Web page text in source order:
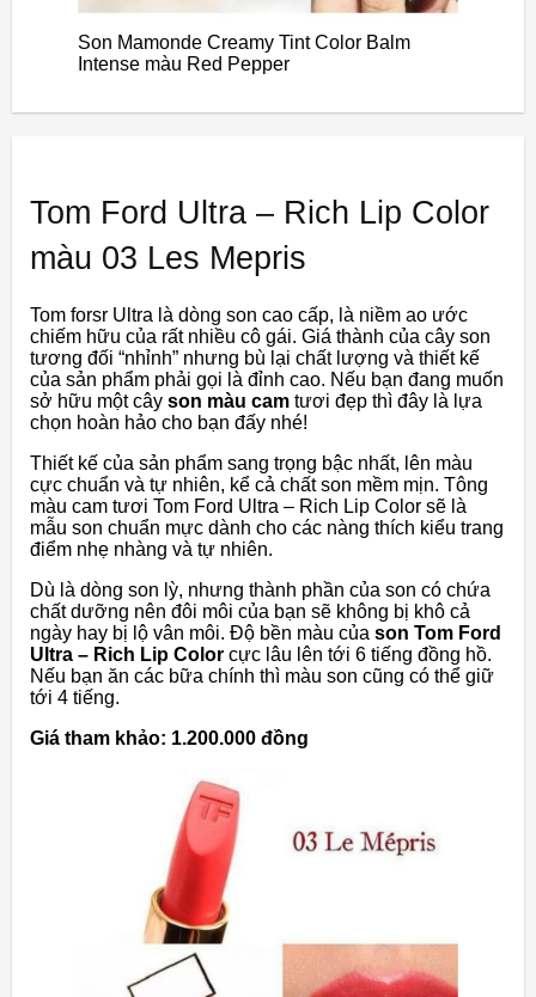
Son Mamonde Creamy Tint Color Balm
Intense màu Red Pepper
Tom Ford Ultra – Rich Lip Color
màu 03 Les Mepris
Tom forsr Ultra là dòng son cao cấp, là niềm ao ước
chiếm hữu của rất nhiều cô gái. Giá thành của cây son
tương đối “nhỉnh” nhưng bù lại chất lượng và thiết kế
của sản phẩm phải gọi là đỉnh cao. Nếu bạn đang muốn
sở hữu một cây son màu cam tươi đẹp thì đây là lựa
chọn hoàn hảo cho bạn đấy nhé!
Thiết kế của sản phẩm sang trọng bậc nhất, lên màu
cực chuẩn và tự nhiên, kể cả chất son mềm mịn. Tông
màu cam tươi Tom Ford Ultra – Rich Lip Color sẽ là
mẫu son chuẩn mực dành cho các nàng thích kiểu trang
điểm nhẹ nhàng và tự nhiên.
Dù là dòng son lỳ, nhưng thành phần của son có chứa
chất dưỡng nên đôi môi của bạn sẽ không bị khô cả
ngày hay bị lộ vân môi. Độ bền màu của son Tom Ford
Ultra – Rich Lip Color cực lâu lên tới 6 tiếng đồng hồ.
Nếu bạn ăn các bữa chính thì màu son cũng có thể giữ
tới 4 tiếng.
Giá tham khảo: 1.200.000 đồng